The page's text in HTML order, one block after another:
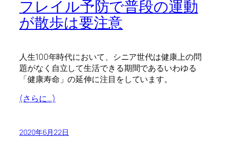
フレイル予防で普段の運動
が散歩は要注意
人生100年時代において、シニア世代は健康上の問
題がなく自立して生活できる期間であるいわゆる
「健康寿命」の延伸に注目をしています。
(さらに…)
2020年6月22日